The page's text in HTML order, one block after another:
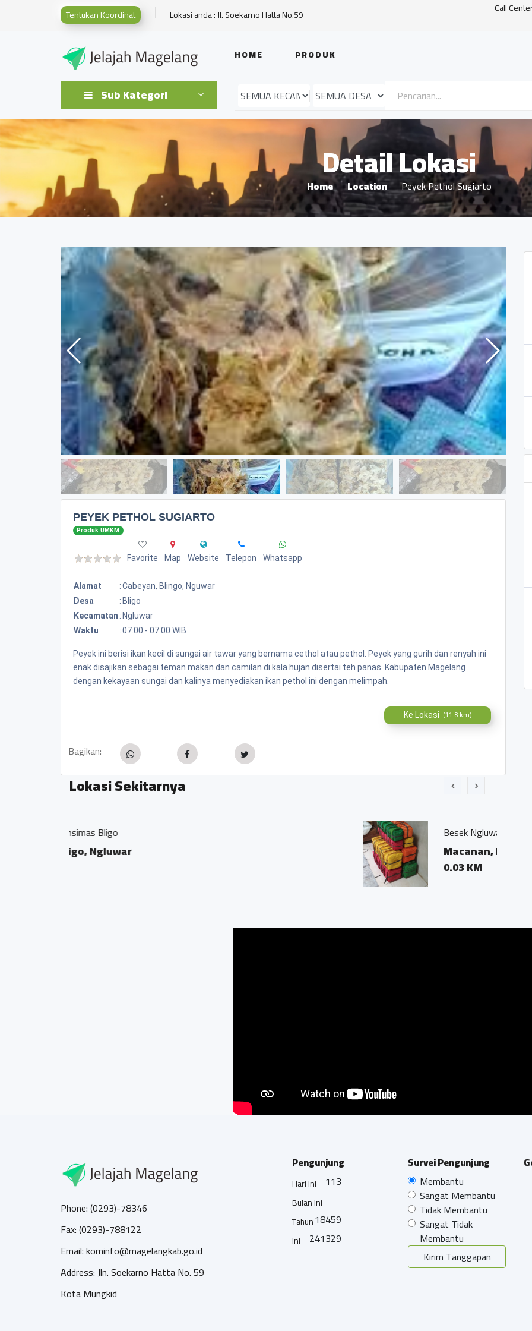
Tentukan Koordinat Lokasi anda : Jl. Soekarno Hatta No.59 Call
HOME PRODUK
Sub Kategori
Detail Lokasi
Home Location Peyek Pethol Sugiarto
PEYEK PETHOL SUGIARTO
Produk UMKM
Favorite Map Website Telepon Whatsapp
Alamat :Cabeyan, Blingo, Nguwar
Desa
: Bligo
Kecamatan : Ngluwar
Waktu
:07:00 - 07:00 WIB
Peyek ini berisi ikan kecil di sungai air tawar yang bernama cethol atau pethol. Peyek yang gurih dan renyah ini
enak disajikan sebagai teman makan dan camilan di kala hujan disertai teh panas. Kabupaten Magelang
dengan kekayaan sungai dan kalinya menyediakan ikan pethol ini dengan melimpah.
Ke Lokasi (11.8 km)
Bagikan:
Lokasi Sekitarnya
Phone: (0293)-78346
Fax: (0293)-788122
Email: kominfo@magelangkab.go.id
Address: Jln. Soekarno Hatta No. 59
Kota Mungkid
Pengunjung
Hari ini 113
Bulan ini
18459
Tahun
ini
241329
Survei Pengunjung
Membantu
Sangat Membantu
Tidak Membantu
Sangat Tidak
Membantu
Kirim Tanggapan